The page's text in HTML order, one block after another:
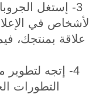
3- إستغل
الأشخاص في
علاقة بمنتجك،
4- إتجه
التطورات